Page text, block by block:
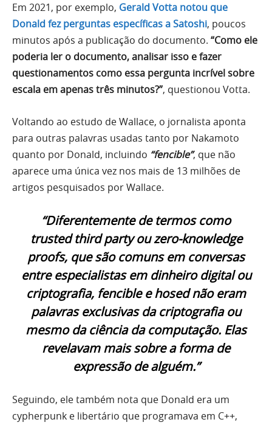
Em 2021, por exemplo, Gerald Votta notou que
Donald fez perguntas específicas a Satoshi, poucos
minutos após a publicação do documento. “Como ele
poderia ler o documento, analisar isso e fazer
questionamentos como essa pergunta incrível sobre
escala em apenas três minutos?”, questionou Votta.
Voltando ao estudo de Wallace, o jornalista aponta
para outras palavras usadas tanto por Nakamoto
quanto por Donald, incluindo “fencible”, que não
aparece uma única vez nos mais de 13 milhões de
artigos pesquisados por Wallace.
“Diferentemente de termos como
trusted third partyouzero-knowledge
proofs, que são comuns em conversas
entre especialistas em dinheiro digital ou
criptografia, fencibleehosednão eram
palavras exclusivas da criptografia ou
mesmo da ciência da computação. Elas
revelavam mais sobre a forma de
expressão de alguém.”
Seguindo, ele também nota que Donald era um
cypherpunk e libertário que programava em C++,